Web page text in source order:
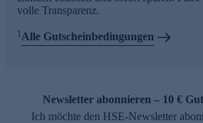
volle Transparenz.
1Alle Gutscheinbedingungen
Newsletter abonnieren – 10 €
Ich möchte den HSE-Newsletter